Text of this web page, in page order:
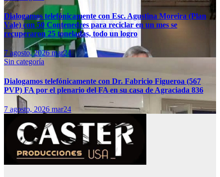
Dialogamos telefónicamente con Esc. Agustina Moreira (Plan
Vale) con 50 Contenedres para reciclar en un mes se
recuperaron 25 toneladas, todo un logro
7 agosto, 2026mar24
Sin categoría
Dialogamos telefónicamente con Dr. Fabricio Figueroa (567
PVP) FA por el plenario del FA en su casa de Agraciada 836
7 agosto, 2026 mar24